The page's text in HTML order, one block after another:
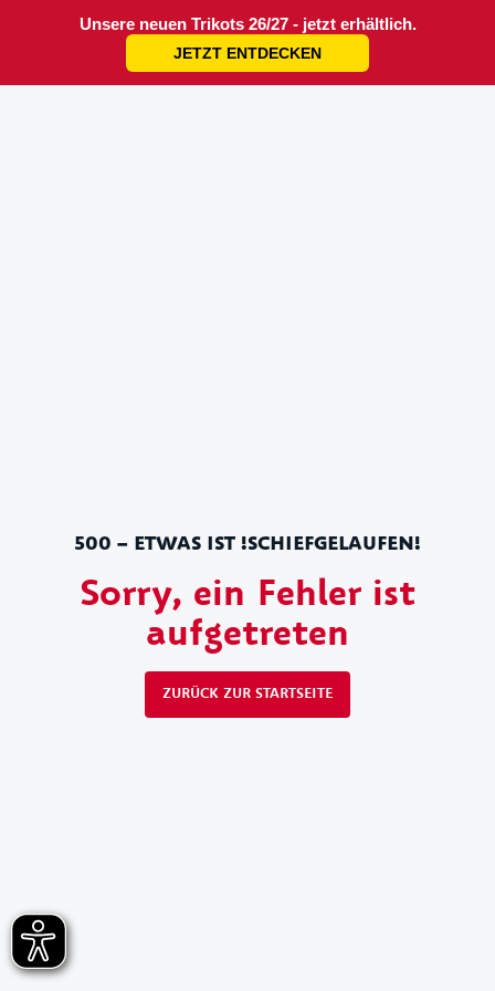
Unsere neuen Trikots 26/27 - jetzt erhältlich.
JETZT ENTDECKEN
500 – ETWAS IST !SCHIEFGELAUFEN!
Sorry, ein Fehler ist
aufgetreten
ZURÜCK ZUR STARTSEITE